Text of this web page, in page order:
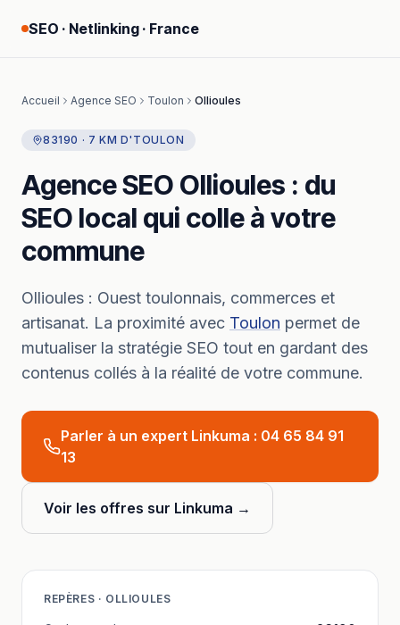
SEO · Netlinking · France
Accueil Agence SEO Toulon Ollioules
83190 · 7 KM D' TOULON
Agence SEO Ollioules : du
SEO local qui colle à votre
commune
Ollioules : Ouest toulonnais, commerces et
artisanat. La proximité avec Toulon permet de
mutualiser la stratégie SEO tout en gardant des
contenus collés à la réalité de votre commune.
Parler à un expert Linkuma : 04 65 84 91
13
Voir les offres sur Linkuma →
REPÈRES · OLLIOULES